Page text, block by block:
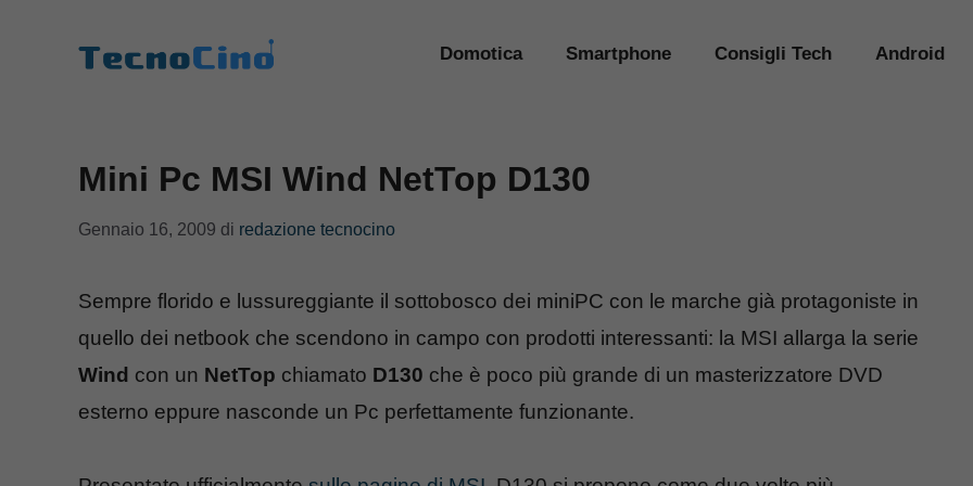
Domotica Smartphone Consigli Tech Android
Mini Pc MSI Wind NetTop D130
Gennaio 16, 2009 di redazione tecnocino
Sempre florido e lussureggiante il sottobosco dei miniPC con le marche già protagoniste in
quello dei netbook che scendono in campo con prodotti interessanti: la MSI allarga la serie
Wind con un NetTop chiamato D130 che è poco più grande di un masterizzatore DVD
esterno eppure nasconde un Pc perfettamente funzionante.